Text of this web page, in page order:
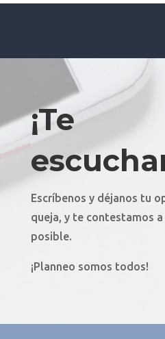
¡Te
Escríbenos y déjanos tu
queja, y te contestamos
posible.
¡Planneo somos todos!